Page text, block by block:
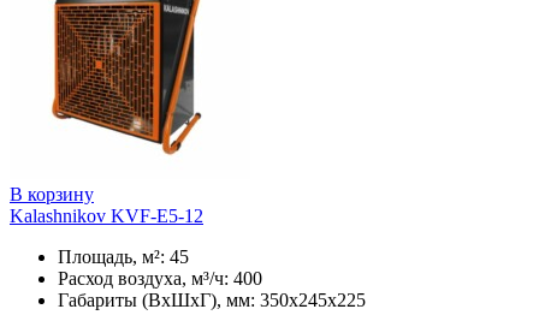
В корзину
Kalashnikov KVF-E5-12
Площадь, м²: 45
Расход воздуха, м³/ч: 400
Габариты (ВхШхГ), мм: 350x245x225